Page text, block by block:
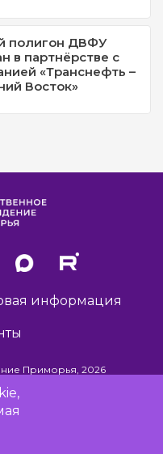
полигон ДВФУ
в партнёрстве с
«Транснефть –
Восток»
информация
Приморья, 2026
-